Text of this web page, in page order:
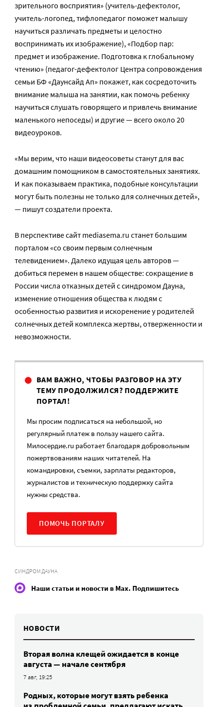
зрительного восприятия» (учитель-дефектолог,
учитель-логопед, тифлопедагог поможет малышу
научиться различать предметы и целостно
воспринимать их изображение), «Подбор пар:
предмет и изображение. Подготовка к глобальному
чтению» (педагог-дефектолог Центра сопровождения
семьи БФ «Даунсайд Ап» покажет, как сосредоточить
внимание малыша на занятии, как помочь ребенку
научиться слушать говорящего и привлечь внимание
маленького непоседы) и другие — всего около 20
видеоуроков.
«Мы верим, что наши видеосоветы станут для вас
домашним помощником в самостоятельных занятиях.
И как показываем практика, подобные консультации
могут быть полезны не только для солнечных детей»,
— пишут создатели проекта.
В перспективе сайт mediasema.ru станет большим
порталом «со своим первым солнечным
телевидением». Далеко идущая цель авторов —
добиться перемен в нашем обществе: сокращение в
России числа отказных детей с синдромом Дауна,
изменение отношения общества к людям с
особенностью развития и искоренение у родителей
солнечных детей комплекса жертвы, отверженности и
невозможности.
ВАМ ВАЖНО, ЧТОБЫ РАЗГОВОР НА ЭТУ
ТЕМУ ПРОДОЛЖИЛСЯ? ПОДДЕРЖИТЕ
ПОРТАЛ!
Мы просим подписаться на небольшой, но
регулярный платеж в пользу нашего сайта.
Милосердие.ru работает благодаря добровольным
пожертвованиям наших читателей. На
командировки, съемки, зарплаты редакторов,
журналистов и техническую поддержку сайта
нужны средства.
ПОМОЧЬ ПОРТАЛУ
СИНДРОМ ДАУНА
Наши статьи и новости в Max. Подпишитесь
НОВОСТИ
Вторая волна клещей ожидается в конце
августа — начале сентября
7 авг, 19:25
Родных, которые могут взять ребенка